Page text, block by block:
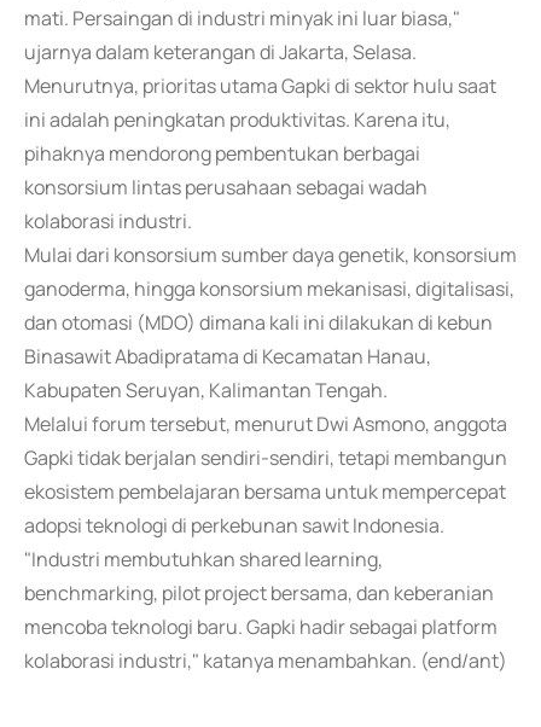
mati. Persaingan di industri minyak ini luar biasa,"
ujarnya dalam keterangan di Jakarta, Selasa.
Menurutnya, prioritas utama Gapki di sektor hulu saat
ini adalah peningkatan produktivitas. Karena itu,
pihaknya mendorong pembentukan berbagai
konsorsium lintas perusahaan sebagai wadah
kolaborasi industri.
Mulai dari konsorsium sumber daya genetik, konsorsium
ganoderma, hingga konsorsium mekanisasi, digitalisasi,
dan otomasi (MDO) dimana kali ini dilakukan di kebun
Binasawit Abadipratama di Kecamatan Hanau,
Kabupaten Seruyan, Kalimantan Tengah.
Melalui forum tersebut, menurut Dwi Asmono, anggota
Gapki tidak berjalan sendiri-sendiri, tetapi membangun
ekosistem pembelajaran bersama untuk mempercepat
adopsi teknologi di perkebunan sawit Indonesia.
"Industri membutuhkan shared learning,
benchmarking, pilot project bersama, dan keberanian
mencoba teknologi baru. Gapki hadir sebagai platform
kolaborasi industri," katanya menambahkan. (end/ant)